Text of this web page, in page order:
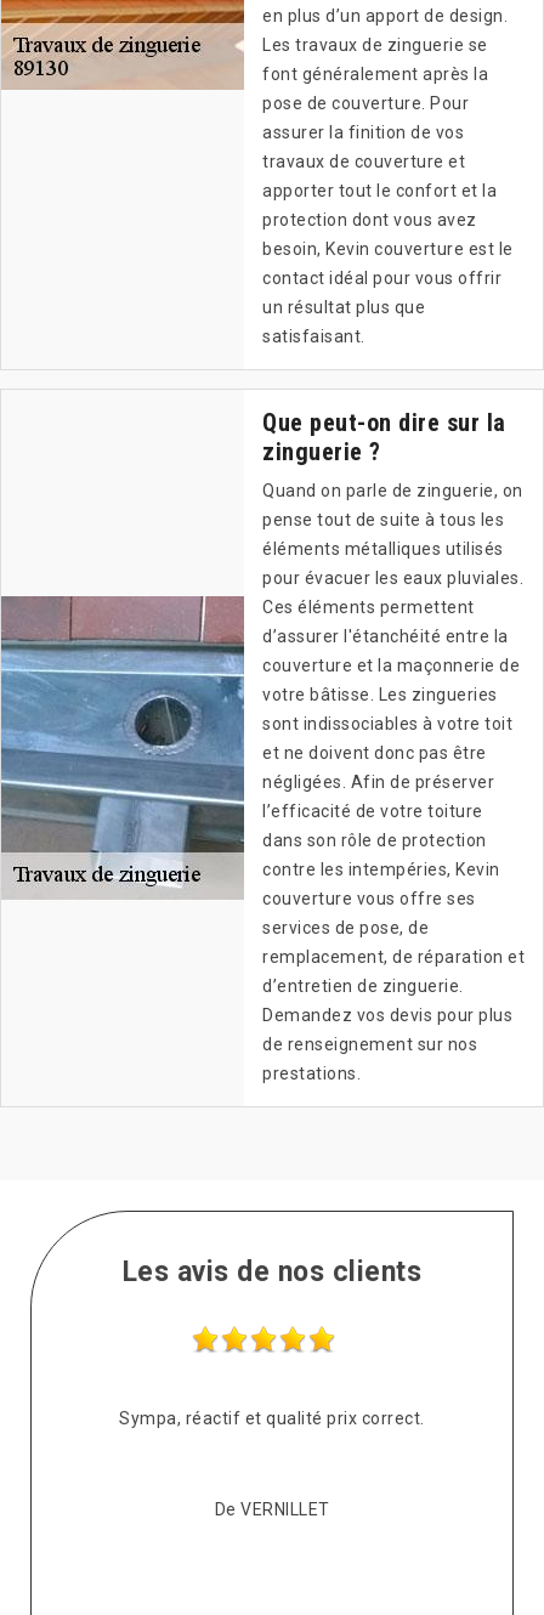
en plus d’un apport de design.
Les travaux de zinguerie se
font généralement après la
pose de couverture. Pour
assurer la finition de vos
travaux de couverture et
apporter tout le confort et la
protection dont vous avez
besoin, Kevin couverture est le
contact idéal pour vous offrir
un résultat plus que
satisfaisant.
Que peut-on dire sur la
zinguerie ?
Quand on parle de zinguerie, on
pense tout de suite à tous les
éléments métalliques utilisés
pour évacuer les eaux pluviales.
Ces éléments permettent
d’assurer l'étanchéité entre la
couverture et la maçonnerie de
votre bâtisse. Les zingueries
sont indissociables à votre toit
et ne doivent donc pas être
négligées. Afin de préserver
l’efficacité de votre toiture
dans son rôle de protection
contre les intempéries, Kevin
couverture vous offre ses
services de pose, de
remplacement, de réparation et
d’entretien de zinguerie.
Demandez vos devis pour plus
de renseignement sur nos
prestations.
Les avis de nos clients
Sympa, réactif et qualité prix correct.
De VERNILLET